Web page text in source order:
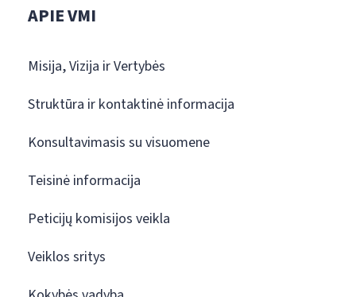
APIE VMI
Misija, Vizija ir Vertybės
Struktūra ir kontaktinė informacija
Konsultavimasis su visuomene
Teisinė informacija
Peticijų komisijos veikla
Veiklos sritys